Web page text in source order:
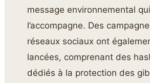
message environnemental qui
l’accompagne. Des
réseaux sociaux ont
lancées, comprenant des
dédiés à la protection des